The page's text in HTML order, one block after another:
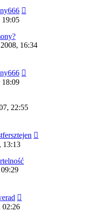
19:05
16:34
18:09
22:55
13:13
02:26